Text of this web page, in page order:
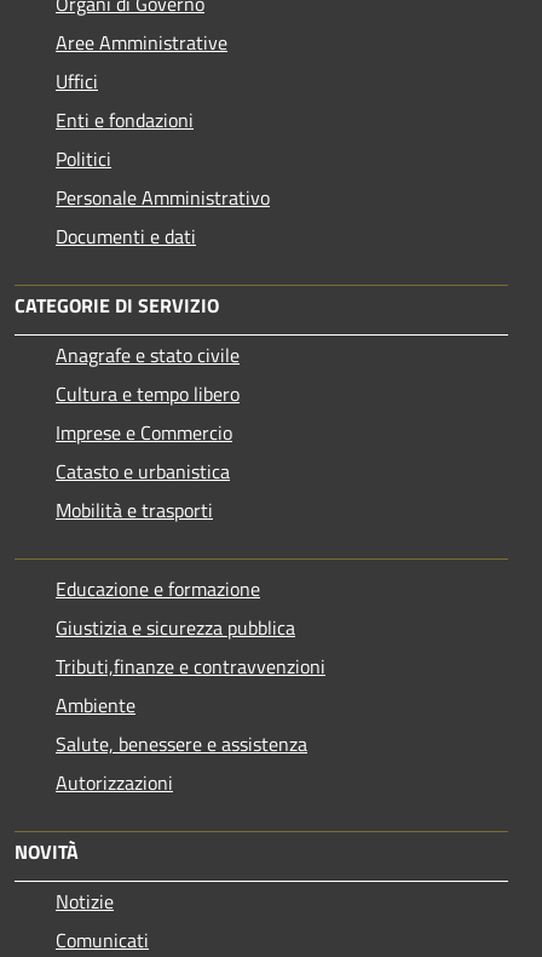
Aree Amministrative
Uffici
Enti e fondazioni
Politici
Personale Amministrativo
Documenti e dati
CATEGORIE DI SERVIZIO
Anagrafe e stato civile
Cultura e tempo libero
Imprese e Commercio
Catasto e urbanistica
Mobilità e trasporti
Educazione e formazione
Giustizia e sicurezza pubblica
Tributi,finanze e contravvenzioni
Ambiente
Salute, benessere e assistenza
Autorizzazioni
NOVITÀ
Notizie
Comunicati